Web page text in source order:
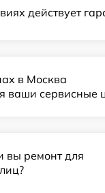
действует
в Москва
ваши сервисные
вы ремонт для